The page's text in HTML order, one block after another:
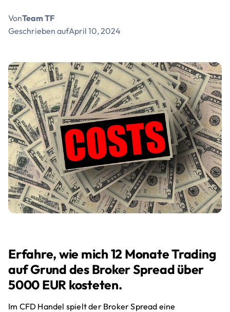
VonTeam TF
Geschrieben aufApril 10, 2024
Erfahre, wie mich 12 Monate Trading
auf Grund des Broker Spread über
5000 EUR kosteten.
Im CFD Handel spielt der Broker Spread eine